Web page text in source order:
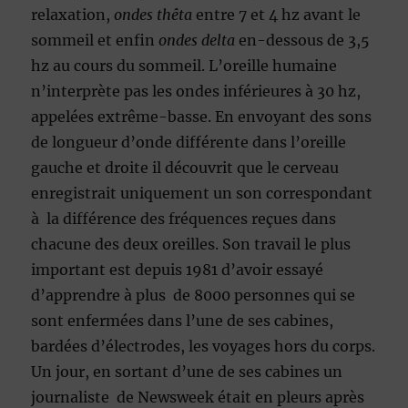
relaxation, ondes thêta entre 7 et 4 hz avant le
sommeil et enfin ondes delta en-dessous de 3,5
hz au cours du sommeil. L’oreille humaine
n’interprète pas les ondes inférieures à 30 hz,
appelées extrême-basse. En envoyant des sons
de longueur d’onde différente dans l’oreille
gauche et droite il découvrit que le cerveau
enregistrait uniquement un son correspondant
à la différence des fréquences reçues dans
chacune des deux oreilles. Son travail le plus
important est depuis 1981 d’avoir essayé
d’apprendre à plus de 8000 personnes qui se
sont enfermées dans l’une de ses cabines,
bardées d’électrodes, les voyages hors du corps.
Un jour, en sortant d’une de ses cabines un
journaliste de Newsweek était en pleurs après